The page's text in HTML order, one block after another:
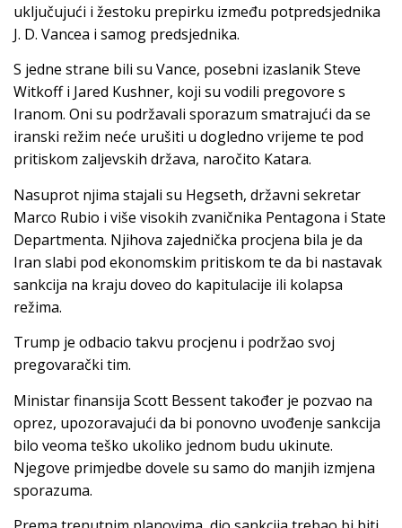
uključujući i žestoku prepirku između potpredsjednika
J. D. Vancea i samog predsjednika.
S jedne strane bili su Vance, posebni izaslanik Steve
Witkoff i Jared Kushner, koji su vodili pregovore s
Iranom. Oni su podržavali sporazum smatrajući da se
iranski režim neće urušiti u dogledno vrijeme te pod
pritiskom zaljevskih država, naročito Katara.
Nasuprot njima stajali su Hegseth, državni sekretar
Marco Rubio i više visokih zvaničnika Pentagona i State
Departmenta. Njihova zajednička procjena bila je da
Iran slabi pod ekonomskim pritiskom te da bi nastavak
sankcija na kraju doveo do kapitulacije ili kolapsa
režima.
Trump je odbacio takvu procjenu i podržao svoj
pregovarački tim.
Ministar finansija Scott Bessent također je pozvao na
oprez, upozoravajući da bi ponovno uvođenje sankcija
bilo veoma teško ukoliko jednom budu ukinute.
Njegove primjedbe dovele su samo do manjih izmjena
sporazuma.